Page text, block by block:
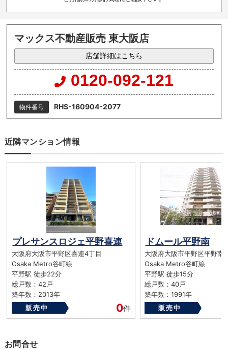
マックス不動産販売 東大阪店
店舗詳細はこちら
0120-092-121
物件番号 RHS-160904-2077
近隣マンション情報
プレサンスロジェ平野喜連
大阪府大阪市平野区喜連4丁目
Osaka Metro谷町線
平野駅 徒歩22分
総戸数：42戸
築年数：2013年
販売中
0件
ドムール平野南
大阪府大阪市平野区平野南
Osaka Metro谷町線
平野駅 徒歩15分
総戸数：40戸
築年数：1991年
販売中
お問合せ